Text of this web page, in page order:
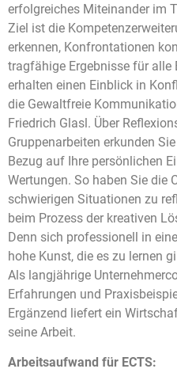
erfolgreiches Miteinander im
Ziel ist die
erkennen, Konfrontationen
tragfähige Ergebnisse für alle
erhalten einen Einblick in
die Gewaltfreie
Friedrich Glasl. Über
Gruppenarbeiten erkunden
Bezug auf Ihre persönlichen
Wertungen. So haben Sie die
schwierigen Situationen zu
beim Prozess der kreativen
Denn sich professionell in
hohe Kunst, die es zu lernen
Als langjährige
Erfahrungen und
Ergänzend liefert ein
seine Arbeit.
Arbeitsaufwand für ECTS: